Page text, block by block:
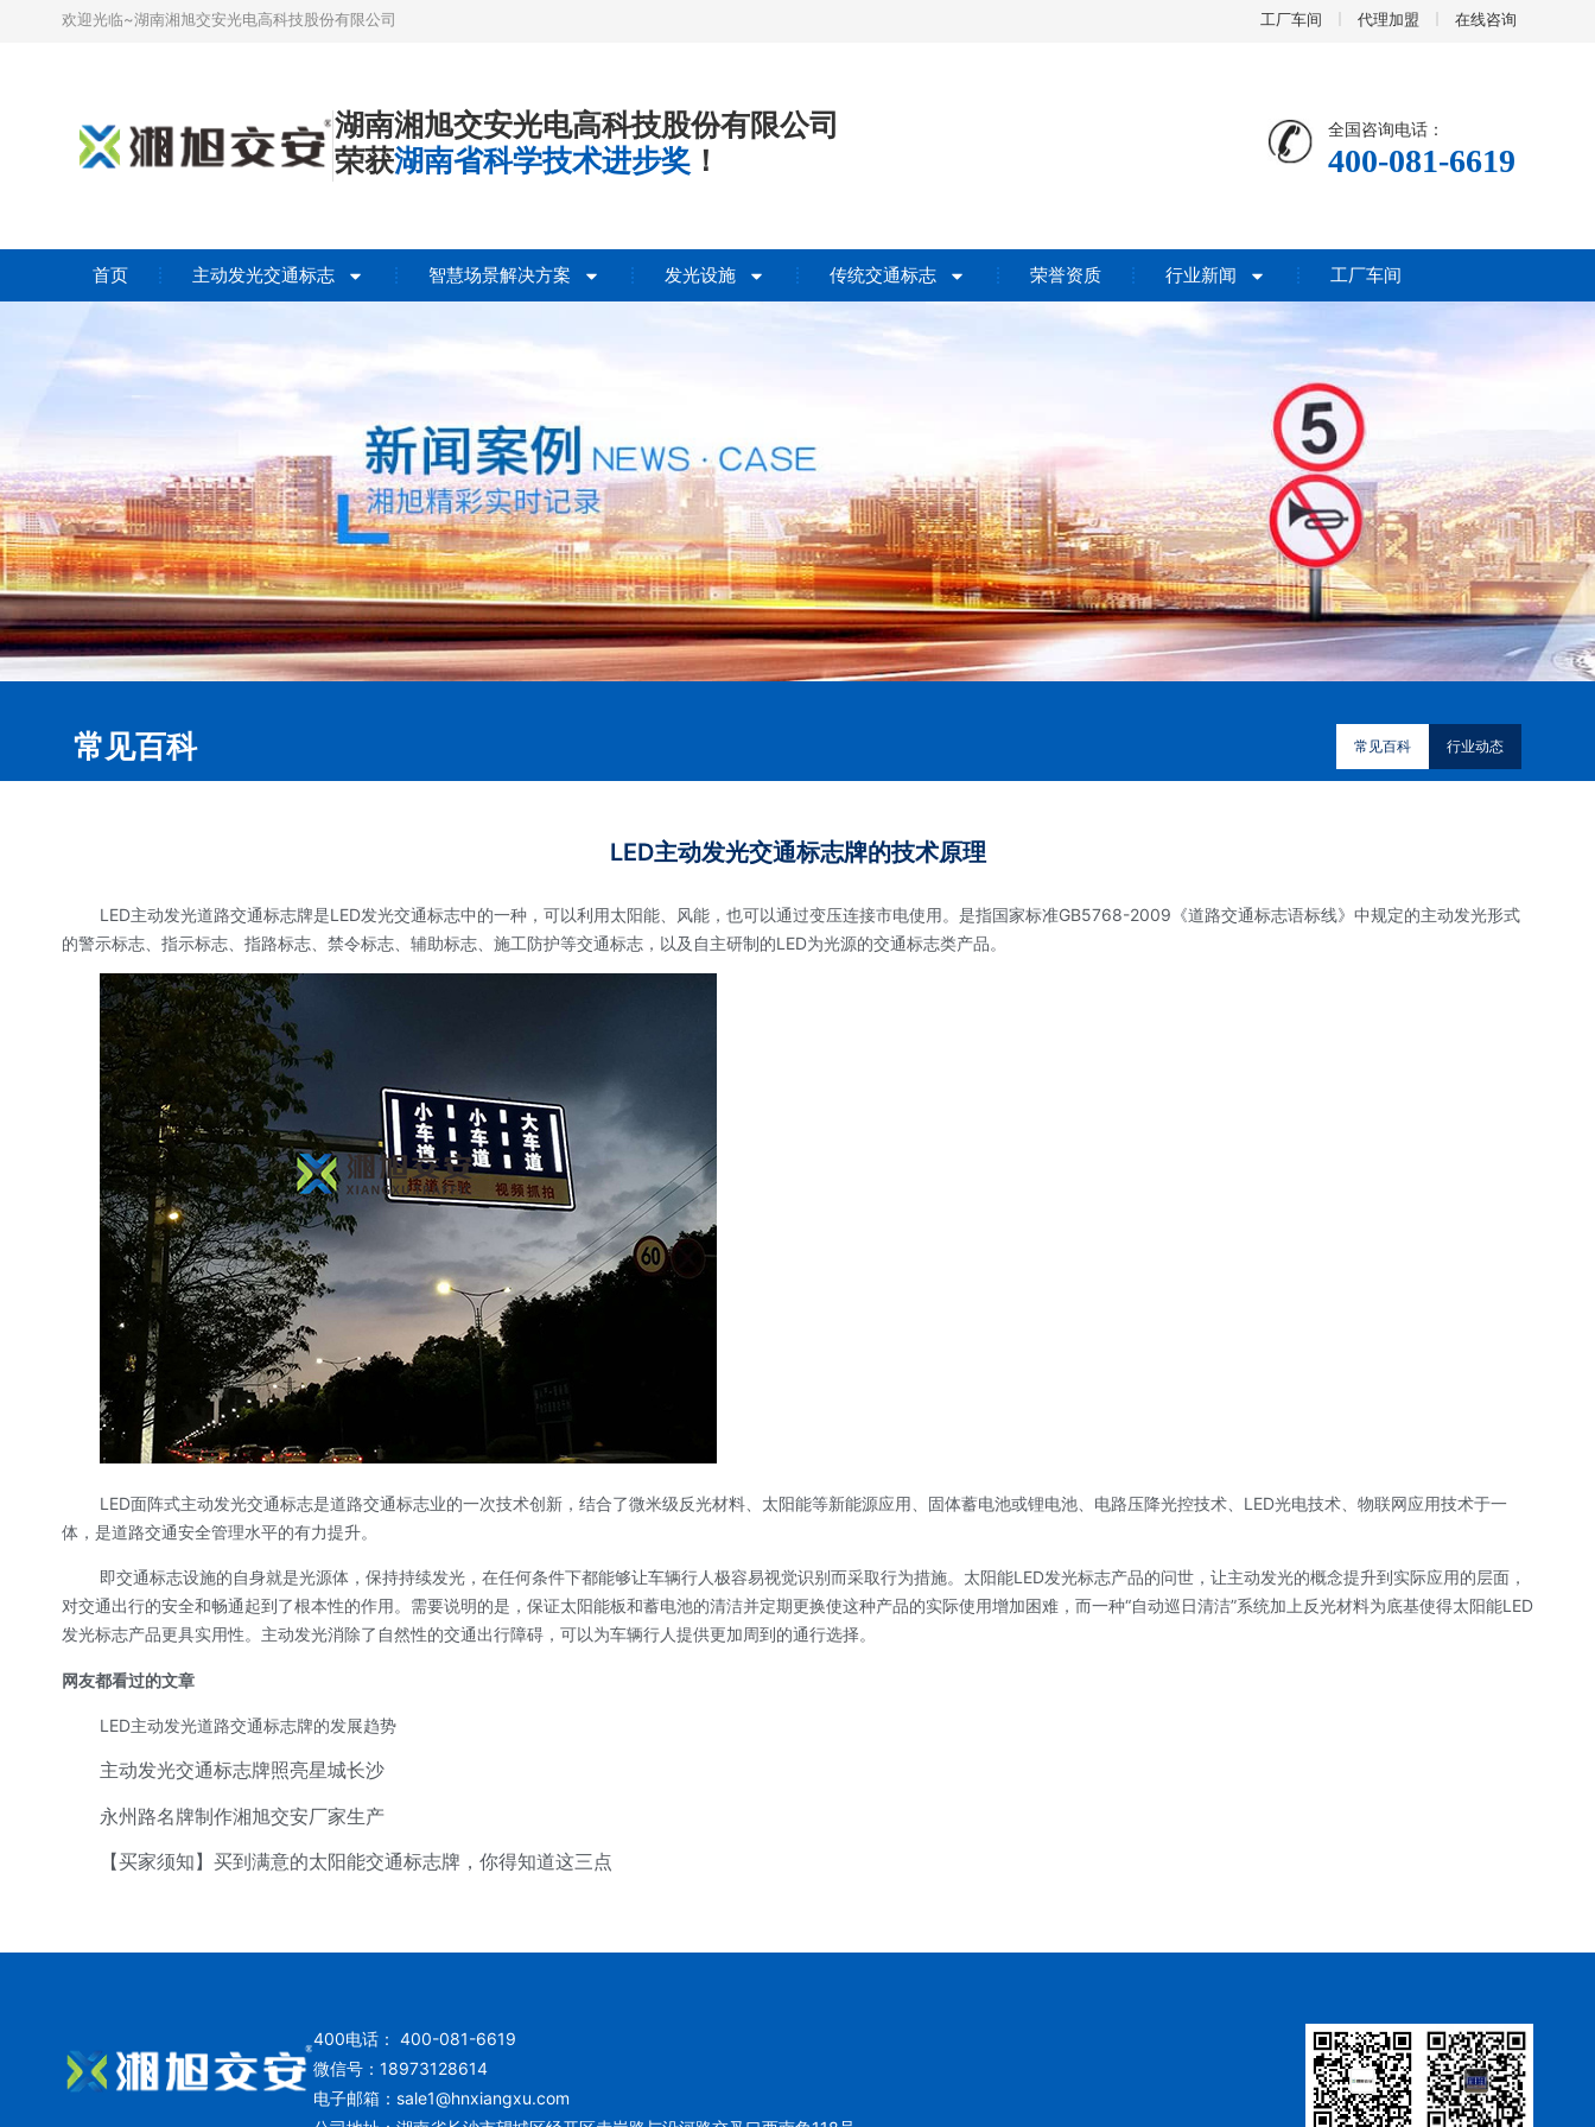
欢迎光临~湖南湘旭交安光电高科技股份有限公司 工厂车间 代理加盟 在线咨询
湖南湘旭交安光电高科技股份有限公司
荣获湖南省科学技术进步奖 ！
全国咨询电话：
400-081-6619
首页 主动发光交通标志 智慧场景解决方案 发光设施 传统交通标志 荣誉资质 行业新闻 工厂车间
常见百科 常见百科 行业动态
LED主动发光交通标志牌的技术原理
LED主动发光道路交通标志牌是LED发光交通标志中的一种，可以利用太阳能、风能，也可以通过变压连接市电使用。是指国家标准GB5768-2009《道路交通标志语标线》中规定的主动发光形式
的警示标志、指示标志、指路标志、禁令标志、辅助标志、施工防护等交通标志，以及自主研制的LED为光源的交通标志类产品。
LED面阵式主动发光交通标志是道路交通标志业的一次技术创新，结合了微米级反光材料、太阳能等新能源应用、固体蓄电池或锂电池、电路压降光控技术、LED光电技术、物联网应用技术于一
体，是道路交通安全管理水平的有力提升。
即交通标志设施的自身就是光源体，保持持续发光，在任何条件下都能够让车辆行人极容易视觉识别而采取行为措施。太阳能LED发光标志产品的问世，让主动发光的概念提升到实际应用的层面，
对交通出行的安全和畅通起到了根本性的作用。需要说明的是，保证太阳能板和蓄电池的清洁并定期更换使这种产品的实际使用增加困难，而一种“自动巡日清洁”系统加上反光材料为底基使得太阳能LED
发光标志产品更具实用性。主动发光消除了自然性的交通出行障碍，可以为车辆行人提供更加周到的通行选择。
网友都看过的文章
LED主动发光道路交通标志牌的发展趋势
主动发光交通标志牌照亮星城长沙
永州路名牌制作湘旭交安厂家生产
【买家须知】买到满意的太阳能交通标志牌，你得知道这三点
400电话： 400-081-6619
微信号：18973128614
电子邮箱： sale1@hnxiangxu.com